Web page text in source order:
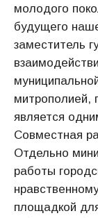
молодого
будущего
заместитель
митрополией,
является
Совместная
Отдельно
работы
площадкой